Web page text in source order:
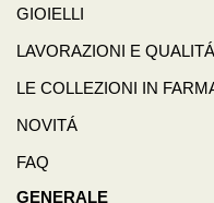
GIOIELLI
LAVORAZIONI E QUALITÁ
LE COLLEZIONI IN
NOVITÁ
FAQ
GENERALE